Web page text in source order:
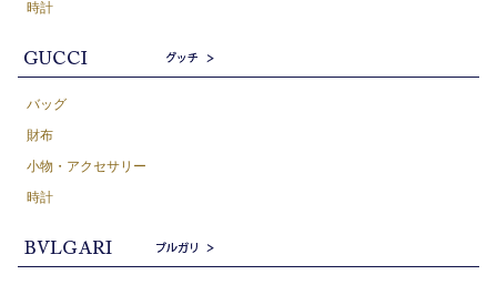
時計
バッグ
財布
小物・アクセサリー
時計